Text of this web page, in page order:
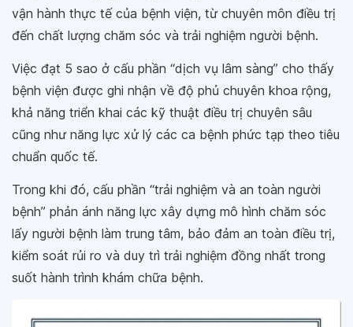
vận hành thực tế của bệnh viện, từ chuyên môn điều trị
đến chất lượng chăm sóc và trải nghiệm người bệnh.
Việc đạt 5 sao ở cấu phần “dịch vụ lâm sàng” cho thấy
bệnh viện được ghi nhận về độ phủ chuyên khoa rộng,
khả năng triển khai các kỹ thuật điều trị chuyên sâu
cũng như năng lực xử lý các ca bệnh phức tạp theo tiêu
chuẩn quốc tế.
Trong khi đó, cấu phần “trải nghiệm và an toàn người
bệnh” phản ánh năng lực xây dựng mô hình chăm sóc
lấy người bệnh làm trung tâm, bảo đảm an toàn điều trị,
kiểm soát rủi ro và duy trì trải nghiệm đồng nhất trong
suốt hành trình khám chữa bệnh.